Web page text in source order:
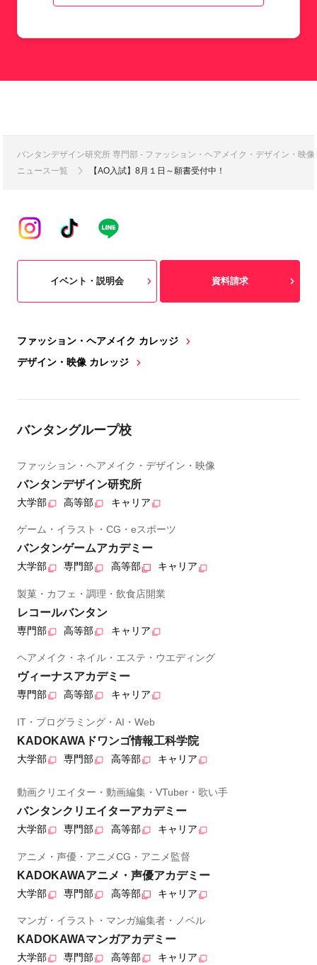
バンタンデザイン研究所 専門部 - ファッション・ヘアメイク・デザイン・映
ニュース一覧
【AO入試】8月１日～願書受付中！
ファッション・ヘアメイク カレッジ
デザイン・映像 カレッジ
イベント・説明会 資料請求
バンタングループ校
ファッション・ヘアメイク・デザイン・映像
バンタンデザイン研究所
大学部 高等部 キャリア
ゲーム・イラスト・CG・eスポーツ
バンタンゲームアカデミー
大学部 専門部 高等部 キャリア
製菓・カフェ・調理・飲食店開業
レコールバンタン
専門部 高等部 キャリア
ヘアメイク・ネイル・エステ・ウエディング
ヴィーナスアカデミー
専門部 高等部 キャリア
IT・プログラミング・AI・Web
KADOKAWAドワンゴ情報工科学院
大学部 専門部 高等部 キャリア
動画クリエイター・動画編集・VTuber・歌い手
バンタンクリエイターアカデミー
大学部 専門部 高等部 キャリア
アニメ・声優・アニメCG・アニメ監督
KADOKAWAアニメ・声優アカデミー
大学部 専門部 高等部 キャリア
マンガ・イラスト・マンガ編集者・ノベル
KADOKAWAマンガアカデミー
大学部 専門部 高等部 キャリア